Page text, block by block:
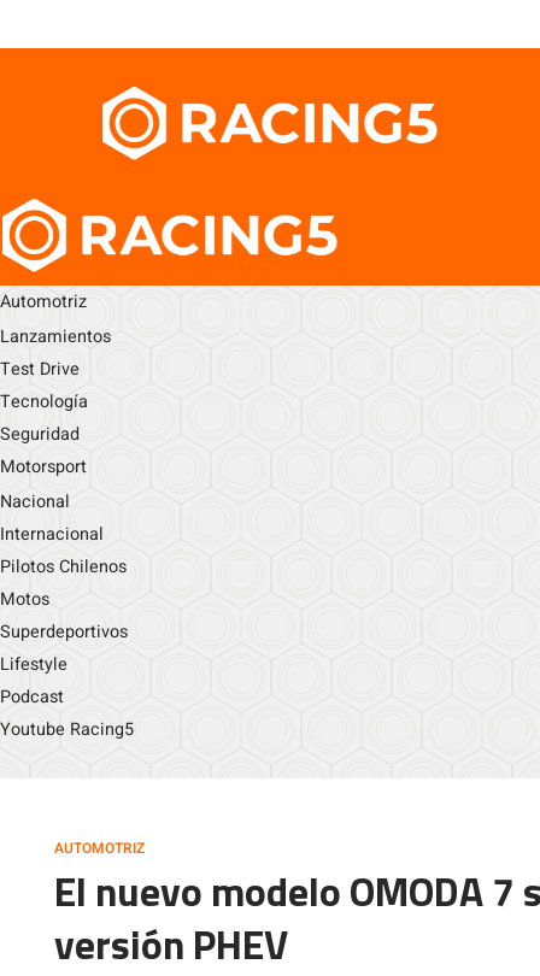
Automotriz
Lanzamientos
Test Drive
Tecnología
Seguridad
Motorsport
Nacional
Internacional
Pilotos Chilenos
Motos
Superdeportivos
Lifestyle
Podcast
Youtube Racing5
AUTOMOTRIZ
El nuevo modelo OMODA
versión PHEV